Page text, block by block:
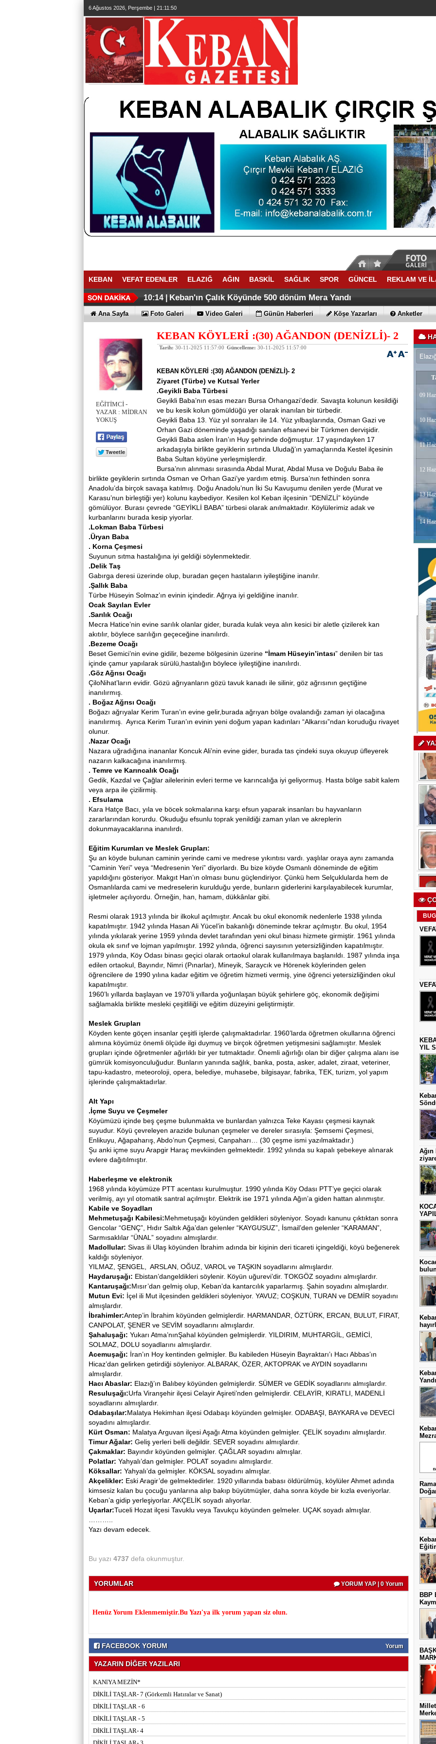
6 Ağustos 2026, Perşembe | 21:11:51
KEBAN VEFAT EDENLER ELAZIĞ AĞIN BASKİL SAĞLIK SPOR GÜNCEL REKLAM VE
16:27 |ELAZIĞ İHRACATTA TARİH YAZDI
16:02 |Keban Emniyeti Yaz Kuran Kursunda Trafik Eğitimi verdi
10:14 | Keban'ın Çalık Köyünde 500 dönüm Mera Yandı
Ana Sayfa Foto Galeri Video Galeri Günün Haberleri Köşe Yazarları Anketler
EĞİTİMCİ -
YAZAR : MİDRAN
YOKUŞ
KEBAN KÖYLERİ :(30) AĞANDON (DENİZLİ)- 2
Tarih: 30-11-2025 11:57:00 Güncelleme: 30-11-2025 11:57:00
KEBAN KÖYLERİ :(30) AĞANDON (DENİZLİ)- 2
Ziyaret (Türbe) ve Kutsal Yerler
.Geyikli Baba Türbesi
Geyikli Baba’nın esas mezarı Bursa Orhangazi’dedir. Savaşta kolunun kesildiği
ve bu kesik kolun gömüldüğü yer olarak inanılan bir türbedir.
Geyikli Baba 13. Yüz yıl sonraları ile 14. Yüz yılbaşlarında, Osman Gazi ve
Orhan Gazi döneminde yaşadığı sanılan efsanevi bir Türkmen dervişidir.
Geyikli Baba aslen İran’ın Huy şehrinde doğmuştur. 17 yaşındayken 17
arkadaşıyla birlikte geyiklerin sırtında Uludağ’ın yamaçlarında Kestel ilçesinin
Baba Sultan köyüne yerleşmişlerdir.
Bursa’nın alınması sırasında Abdal Murat, Abdal Musa ve Doğulu Baba ile
birlikte geyiklerin sırtında Osman ve Orhan Gazi’ye yardım etmiş. Bursa’nın fethinden sonra
Anadolu’da birçok savaşa katılmış. Doğu Anadolu’nun İki Su Kavuşumu denilen yerde (Murat ve
Karasu’nun birleştiği yer) kolunu kaybediyor. Kesilen kol Keban ilçesinin “DENİZLİ” köyünde
gömülüyor. Burası çevrede “GEYİKLİ BABA” türbesi olarak anılmaktadır. Köylülerimiz adak ve
kurbanlarını burada kesip yiyorlar.
.Lokman Baba Türbesi
.Üryan Baba
. Korna Çeşmesi
Suyunun sıtma hastalığına iyi geldiği söylenmektedir.
.Delik Taş
Gabırga deresi üzerinde olup, buradan geçen hastaların iyileştiğine inanılır.
.Şallık Baba
Türbe Hüseyin Solmaz’ın evinin içindedir. Ağrıya iyi geldiğine inanılır.
Ocak Sayılan Evler
.Sarılık Ocağı
Mecra Hatice’nin evine sarılık olanlar gider, burada kulak veya alın kesici bir aletle çizilerek kan
akıtılır, böylece sarılığın geçeceğine inanılırdı.
.Bezeme Ocağı
Beset Gemici’nin evine gidilir, bezeme bölgesinin üzerine “İmam Hüseyin’intası” denilen bir tas
içinde çamur yapılarak sürülü,hastalığın böylece iyileştiğine inanılırdı.
.Göz Ağrısı Ocağı
ÇiloNihat’ların evidir. Gözü ağrıyanların gözü tavuk kanadı ile silinir, göz ağrısının geçtiğine
inanılırmış.
. Boğaz Ağrısı Ocağı
Boğazı ağrıyalar Kerim Turan’ın evine gelir,burada ağrıyan bölge ovalandığı zaman iyi olacağına
inanılırmış. Ayrıca Kerim Turan’ın evinin yeni doğum yapan kadınları “Alkarısı”ndan koruduğu rivayet
olunur.
.Nazar Ocağı
Nazara uğradığına inananlar Koncuk Ali’nin evine gider, burada tas çindeki suya okuyup üfleyerek
nazarın kalkacağına inanılırmış.
. Temre ve Karıncalık Ocağı
Gedik, Kazdal ve Çağlar ailelerinin evleri terme ve karıncalığa iyi geliyormuş. Hasta bölge sabit kalem
veya arpa ile çizilirmiş.
. Efsulama
Kara Hatçe Bacı, yıla ve böcek sokmalarına karşı efsun yaparak insanları bu hayvanların
zararlarından korurdu. Okuduğu efsunlu toprak yenildiği zaman yılan ve akreplerin
dokunmayacaklarına inanılırdı.
Eğitim Kurumları ve Meslek Grupları:
Şu an köyde bulunan caminin yerinde cami ve medrese yıkıntısı vardı. yaşlılar oraya aynı zamanda
“Caminin Yeri” veya “Medresenin Yeri” diyorlardı. Bu bize köyde Osmanlı döneminde de eğitim
yapıldığını gösteriyor. Makgıt Han’ın olması bunu güçlendiriyor. Çünkü hem Selçuklularda hem de
Osmanlılarda cami ve medreselerin kurulduğu yerde, bunların giderlerini karşılayabilecek kurumlar,
işletmeler açılıyordu. Örneğin, han, hamam, dükkânlar gibi.
Resmi olarak 1913 yılında bir ilkokul açılmıştır. Ancak bu okul ekonomik nedenlerle 1938 yılında
kapatılmıştır. 1942 yılında Hasan Ali Yücel’in bakanlığı döneminde tekrar açılmıştır. Bu okul, 1954
yılında yıkılarak yerine 1959 yılında devlet tarafından yeni okul binası hizmete girmiştir. 1961 yılında
okula ek sınıf ve lojman yapılmıştır. 1992 yılında, öğrenci sayısının yetersizliğinden kapatılmıştır.
1979 yılında, Köy Odası binası geçici olarak ortaokul olarak kullanılmaya başlanıldı. 1987 yılında inşa
edilen ortaokul, Bayındır, Nimri (Pınarlar), Mineyik, Saraycık ve Hörenek köylerinden gelen
öğrencilere de 1990 yılına kadar eğitim ve öğretim hizmeti vermiş, yine öğrenci yetersizliğinden okul
kapatılmıştır.
1960’lı yıllarda başlayan ve 1970’li yıllarda yoğunlaşan büyük şehirlere göç, ekonomik değişimi
sağlamakla birlikte mesleki çeşitliliği ve eğitim düzeyini geliştirmiştir.
Meslek Grupları
Köyden kente göçen insanlar çeşitli işlerde çalışmaktadırlar. 1960’larda öğretmen okullarına öğrenci
alımına köyümüz önemli ölçüde ilgi duymuş ve birçok öğretmen yetişmesini sağlamıştır. Meslek
grupları içinde öğretmenler ağırlıklı bir yer tutmaktadır. Önemli ağırlığı olan bir diğer çalışma alanı ise
gümrük komisyonculuğudur. Bunların yanında sağlık, banka, posta, asker, adalet, ziraat, veteriner,
tapu-kadastro, meteoroloji, opera, belediye, muhasebe, bilgisayar, fabrika, TEK, turizm, yol yapım
işlerinde çalışmaktadırlar.
Alt Yapı
.İçme Suyu ve Çeşmeler
Köyümüzü içinde beş çeşme bulunmakta ve bunlardan yalnızca Teke Kayası çeşmesi kaynak
suyudur. Köyü çevreleyen arazide bulunan çeşmeler ve dereler sırasıyla: Şemsemi Çeşmesi,
Enlikuyu, Ağapaharış, Abdo’nun Çeşmesi, Canpaharı… (30 çeşme ismi yazılmaktadır.)
Şu anki içme suyu Arapgir Haraç mevkiinden gelmektedir. 1992 yılında su kapalı şebekeye alınarak
evlere dağıtılmıştır.
Haberleşme ve elektronik
1968 yılında köyümüze PTT acentası kurulmuştur. 1990 yılında Köy Odası PTT’ye geçici olarak
verilmiş, ayı yıl otomatik santral açılmıştır. Elektrik ise 1971 yılında Ağın’a giden hattan alınmıştır.
Kabile ve Soyadları
Mehmetuşağı Kabilesi:Mehmetuşağı köyünden geldikleri söyleniyor. Soyadı kanunu çıktıktan sonra
Gencolar “GENÇ”, Hıdır Saltık Ağa’dan gelenler “KAYGUSUZ”, İsmail’den gelenler “KARAMAN”,
Sarmısaklılar “ÜNAL” soyadını almışlardır.
Madollular: Sivas ili Ulaş köyünden İbrahim adında bir kişinin deri ticareti içingeldiği, köyü beğenerek
kaldığı söyleniyor.
YILMAZ, ŞENGEL, ARSLAN, OĞUZ, VAROL ve TAŞKIN soyadlarını almışlardır.
Haydaruşağı: Ebistan’dangeldikleri söylenir. Köyün uğurevi’dir. TOKGÖZ soyadını almışlardır.
Kantaruşağı:Mısır’dan gelmiş olup, Keban’da kantarcılık yaparlarmış. Şahin soyadını almışlardır.
Mutun Evi: İçel ili Mut ilçesinden geldikleri söyleniyor. YAVUZ; COŞKUN, TURAN ve DEMİR soyadını
almışlardır.
İbrahimler:Antep’in İbrahim köyünden gelmişlerdir. HARMANDAR, ÖZTÜRK, ERCAN, BULUT, FIRAT,
CANPOLAT, ŞENER ve SEVİM soyadlarını almışlardır.
Şahaluşağı: Yukarı Atma’nınŞahal köyünden gelmişlerdir. YILDIRIM, MUHTARGİL, GEMİCİ,
SOLMAZ, DOLU soyadlarını almışlardır.
Acemuşağı: İran’ın Hoy kentinden gelmişler. Bu kabileden Hüseyin Bayraktarı’ı Hacı Abbas’ın
Hicaz’dan gelirken getirdiği söyleniyor. ALBARAK, ÖZER, AKTOPRAK ve AYDIN soyadlarını
almışlardır.
Hacı Abaslar: Elazığ’ın Balıbey köyünden gelmişlerdir. SÜMER ve GEDİK soyadlarını almışlardır.
Resuluşağı:Urfa Viranşehir ilçesi Celayir Aşireti’nden gelmişlerdir. CELAYİR, KIRATLI, MADENLİ
soyadlarını almışlardır.
Odabaşılar:Malatya Hekimhan ilçesi Odabaşı köyünden gelmişler. ODABAŞI, BAYKARA ve DEVECİ
soyadını almışlardır.
Kürt Osman: Malatya Arguvan ilçesi Aşağı Atma köyünden gelmişler. ÇELİK soyadını almışlardır.
Timur Ağalar: Geliş yerleri belli değildir. SEVER soyadını almışlardır.
Çakmaklar: Bayındır köyünden gelmişler. ÇAĞLAR soyadını almışlar.
Polatlar: Yahyalı’dan gelmişler. POLAT soyadını almışlardır.
Köksallar: Yahyalı’da gelmişler. KÖKSAL soyadını almışlar.
Akçelikler: Eski Aragir’de gelmektedirler. 1920 yıllarında babası öldürülmüş, köylüler Ahmet adında
kimsesiz kalan bu çocuğu yanlarına alıp bakıp büyütmüşler, daha sonra köyde bir kızla everiyorlar.
Keban’a gidip yerleşiyorlar. AKÇELİK soyadı alıyorlar.
Uçarlar:Tuceli Hozat ilçesi Tavuklu veya Tavukçu köyünden gelmeler. UÇAK soyadı almışlar.
Yazı devam edecek.
Bu yazı 4737 defa okunmuştur.
YORUMLAR YORUM YAP | 0 Yorum
Henüz Yorum Eklenmemiştir.Bu Yazı'ya ilk yorum yapan siz olun.
FACEBOOK YORUM Yorum
YAZARIN DİĞER YAZILARI
KANîYA MEZİN*
DİKİLİ TAŞLAR- 7 (Görkemli Hatıralar ve Sanat)
DİKİLİ TAŞLAR - 6
DİKİLİ TAŞLAR - 5
DİKİLİ TAŞLAR- 4
09
10
11
12
13
14
YIL
Ağın
Yandı
BBP